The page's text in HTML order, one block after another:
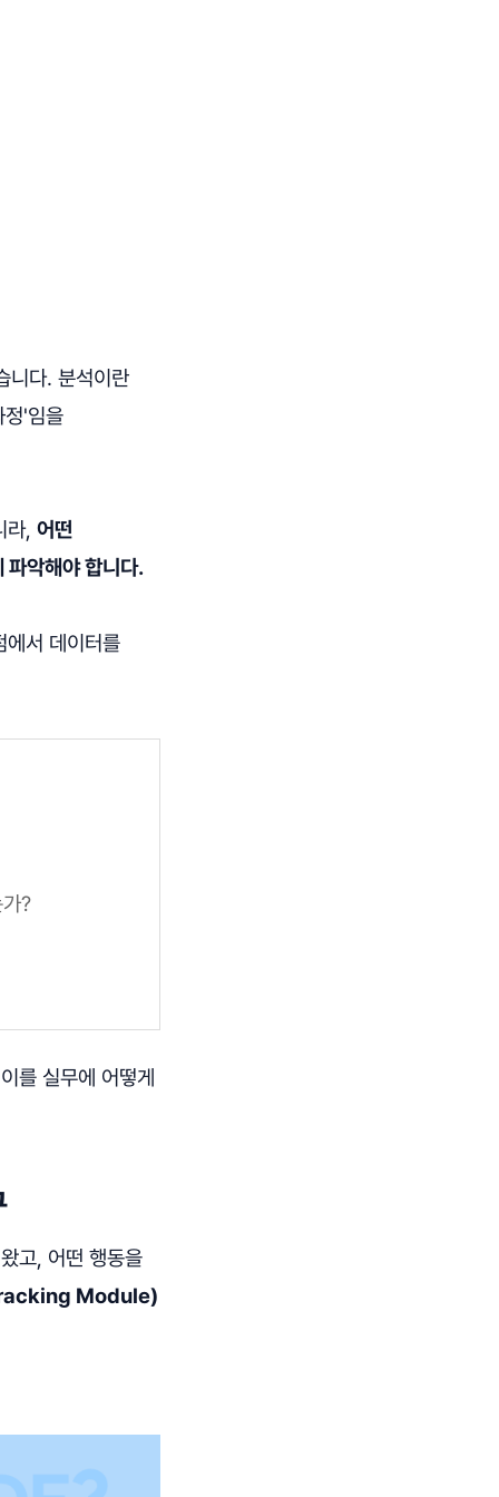
니다. 분석이란
정'임을
라, 어떤
파악해야 합니다.
에서 데이터를
?
를 실무에 어떻게
고, 어떤 행동을
Module)